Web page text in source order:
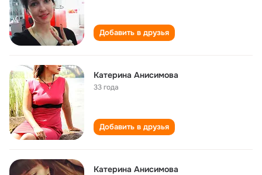
Добавить в друзья
Катерина Анисимова
33 года
Добавить в друзья
Катерина Анисимова